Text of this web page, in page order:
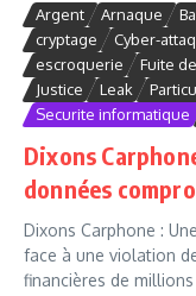
Argent Arnaque
cryptage
Cyber-
escroquerie
Fuite
Justice
Leak
Securite informatique
Dixons
données
Dixons Carphone :
face à une violation
financières de